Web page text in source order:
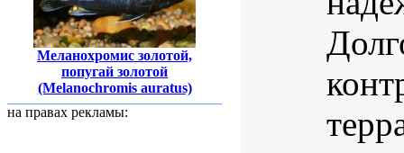
Меланохромис золотой,
попугай золотой
(Melanochromis auratus)
на правах рекламы: